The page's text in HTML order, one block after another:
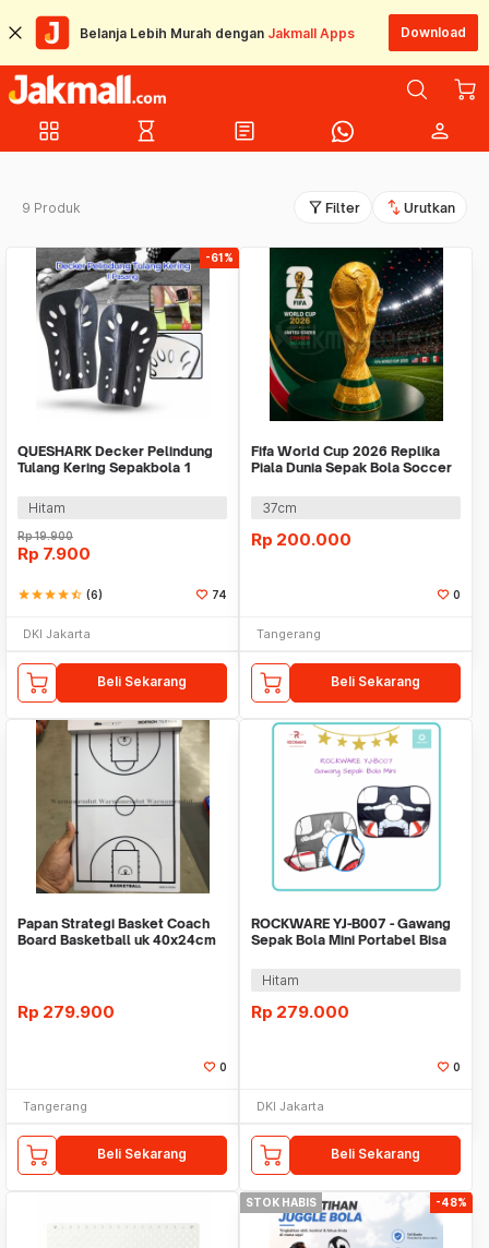
Belanja Lebih Murah dengan Jakmall Apps Download
grid_view hourglass_empty article person
9 Produk filter_alt Filter swap_vert Urutkan
-61%
QUESHARK Decker Pelindung
Tulang Kering Sepakbola 1
Hitam
Rp19.900
Rp 7.900
starstarstarstarstar_half (6) 74
DKI Jakarta
Beli Sekarang
Fifa World Cup 2026 Replika
Piala Dunia Sepak Bola Soccer
37cm
Rp 200.000
0
Tangerang
Beli Sekarang
Papan Strategi Basket Coach
Board Basketball uk 40x24cm
Rp 279.900
0
Tangerang
Beli Sekarang
ROCKWARE YJ-B007 - Gawang
Sepak Bola Mini Portabel Bisa
Hitam
Rp 279.000
0
DKI Jakarta
Beli Sekarang
STOK HABIS -48%